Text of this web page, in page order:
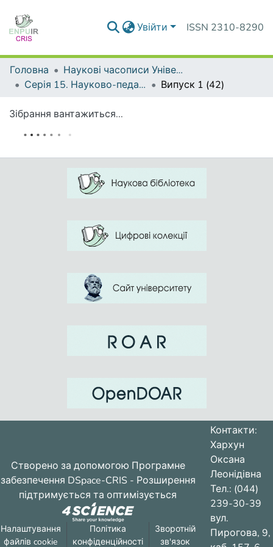
Увійти ISSN 2310-8290
Головна
Наукові часописи Університету
Серія 15. Науково-педагогічні проблеми фізичної культури (фізична культура і спорт)
Випуск 1 (42)
Зібрання вантажиться...
Створено за допомогою Програмне
забезпечення DSpace-CRIS - Розширення
підтримується та оптимізується
Налаштування
файлів cookie
Політика
конфіденційності
Зворотній
зв'язок
Контакти:
Хархун
Оксана
Леонідівна
Тел.: (044)
239-30-39
вул.
Пирогова, 9,